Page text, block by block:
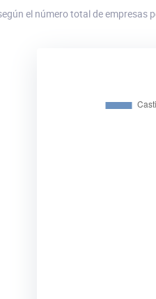
el número total de empresas